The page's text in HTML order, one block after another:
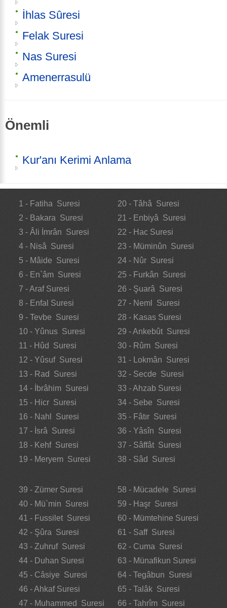
İhlas Sûresi
Felak Suresi
Nas Suresi
Amenerrasulü
Önemli
Kur'anı Kerimi Anlama
1 - Fatiha Suresi
2 - Bakara Suresi
3 - Âli İmrân Suresi
4 - Nisâ Suresi
5 - Mâide Suresi
6 - En`âm Suresi
7 - Araf Suresi
8 - Enfal Suresi
9 - Tevbe Suresi
10 - Yûnus Suresi
11 - Hûd Suresi
12 - Yûsuf Suresi
13 - Rad Suresi
14 - İbrâhim Suresi
15 - Hicr Suresi
16 - Nahl Suresi
17 - İsrâ Suresi
18 - Kehf Suresi
19 - Meryem Suresi
20 - Tâhâ Suresi
21 - Enbiyâ Suresi
22 - Hac Suresi
23 - Müminûn Suresi
24 - Nûr Suresi
25 - Furkân Suresi
26 - Şuarâ Suresi
27 - Neml Suresi
28 - Kasas Suresi
29 - Ankebût Suresi
30 - Rûm Suresi
31 - Lokmân Suresi
32 - Secde Suresi
33 - Ahzab Suresi
34 - Sebe Suresi
35 - Fâtır Suresi
36 - Yâsîn Suresi
37 - Sâffât Suresi
38 - Sâd Suresi
39 - Zümer Suresi
40 - Mü`min Suresi
41 - Fussilet Suresi
42 - Şûra Suresi
43 - Zuhruf Suresi
44 - Duhan Suresi
45 - Câsiye Suresi
46 - Ahkaf Suresi
47 - Muhammed Suresi
58 - Mücadele Suresi
59 - Haşr Suresi
60 - Mümtehine Suresi
61 - Saff Suresi
62 - Cuma Suresi
63 - Münafikun Suresi
64 - Tegâbun Suresi
65 - Talâk Suresi
66 - Tahrîm Suresi